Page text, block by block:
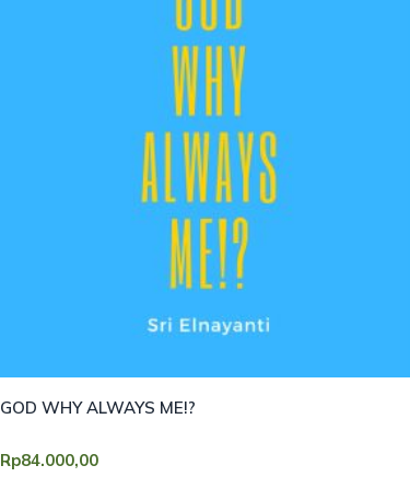
GOD WHY ALWAYS ME!?
Rp84.000,00